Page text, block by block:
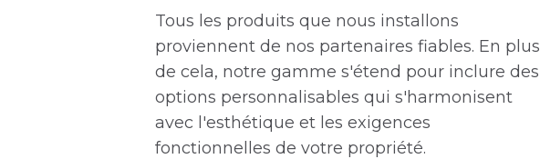
Tous les produits que nous installons
proviennent de nos partenaires fiables. En plus
de cela, notre gamme s'étend pour inclure des
options personnalisables qui s'harmonisent
avec l'esthétique et les exigences
fonctionnelles de votre propriété.